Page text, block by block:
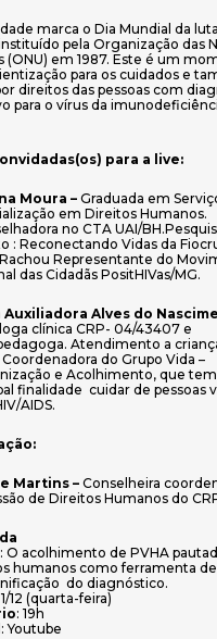
marca o Dia Mundial da
pela Organização das
(ONU) em 1987. Este é um
para os cuidados e
direitos das pessoas com
para o vírus da
para a live:
Moura – Graduada em
em Direitos Humanos.
no CTA UAI/
: Reconectando Vidas da
Representante do
das Cidadãs PositHIVas/MG.
Auxiliadora Alves do
clínica CRP- 04/43407 e
Atendimento a
do Grupo Vida –
e Acolhimento, que
finalidade cuidar de pessoas
AIDS.
Martins –Conselheira
de Direitos Humanos do
: O acolhimento de PVHA
humanos como ferramenta de
do diagnóstico.
1/12 (quarta-feira)
: 19h
: Youtube